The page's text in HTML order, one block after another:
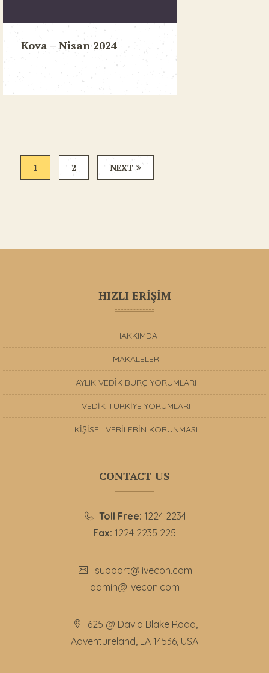
Kova – Nisan 2024
1 2 NEXT
HIZLI ERİŞİM
HAKKIMDA
MAKALELER
AYLIK VEDİK BURÇ YORUMLARI
VEDİK TÜRKİYE YORUMLARI
KİŞİSEL VERİLERİN KORUNMASI
CONTACT US
Toll Free: 1224 2234
Fax: 1224 2235 225
support@livecon.com
admin@livecon.com
625 @ David Blake Road,
Adventureland, LA 14536, USA